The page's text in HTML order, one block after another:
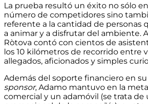
La prueba resultó un éxito no sólo
número de competidores sino
referente a la cantidad de personas
a animar y a disfrutar del ambiente.
Ròtova contó con cientos de
los 10 kilómetros de recorrido entre
allegados, aficionados y simples
Además del soporte financiero en
sponsor, Adamo mantuvo en la
comercial y un adamóvil (se trata de